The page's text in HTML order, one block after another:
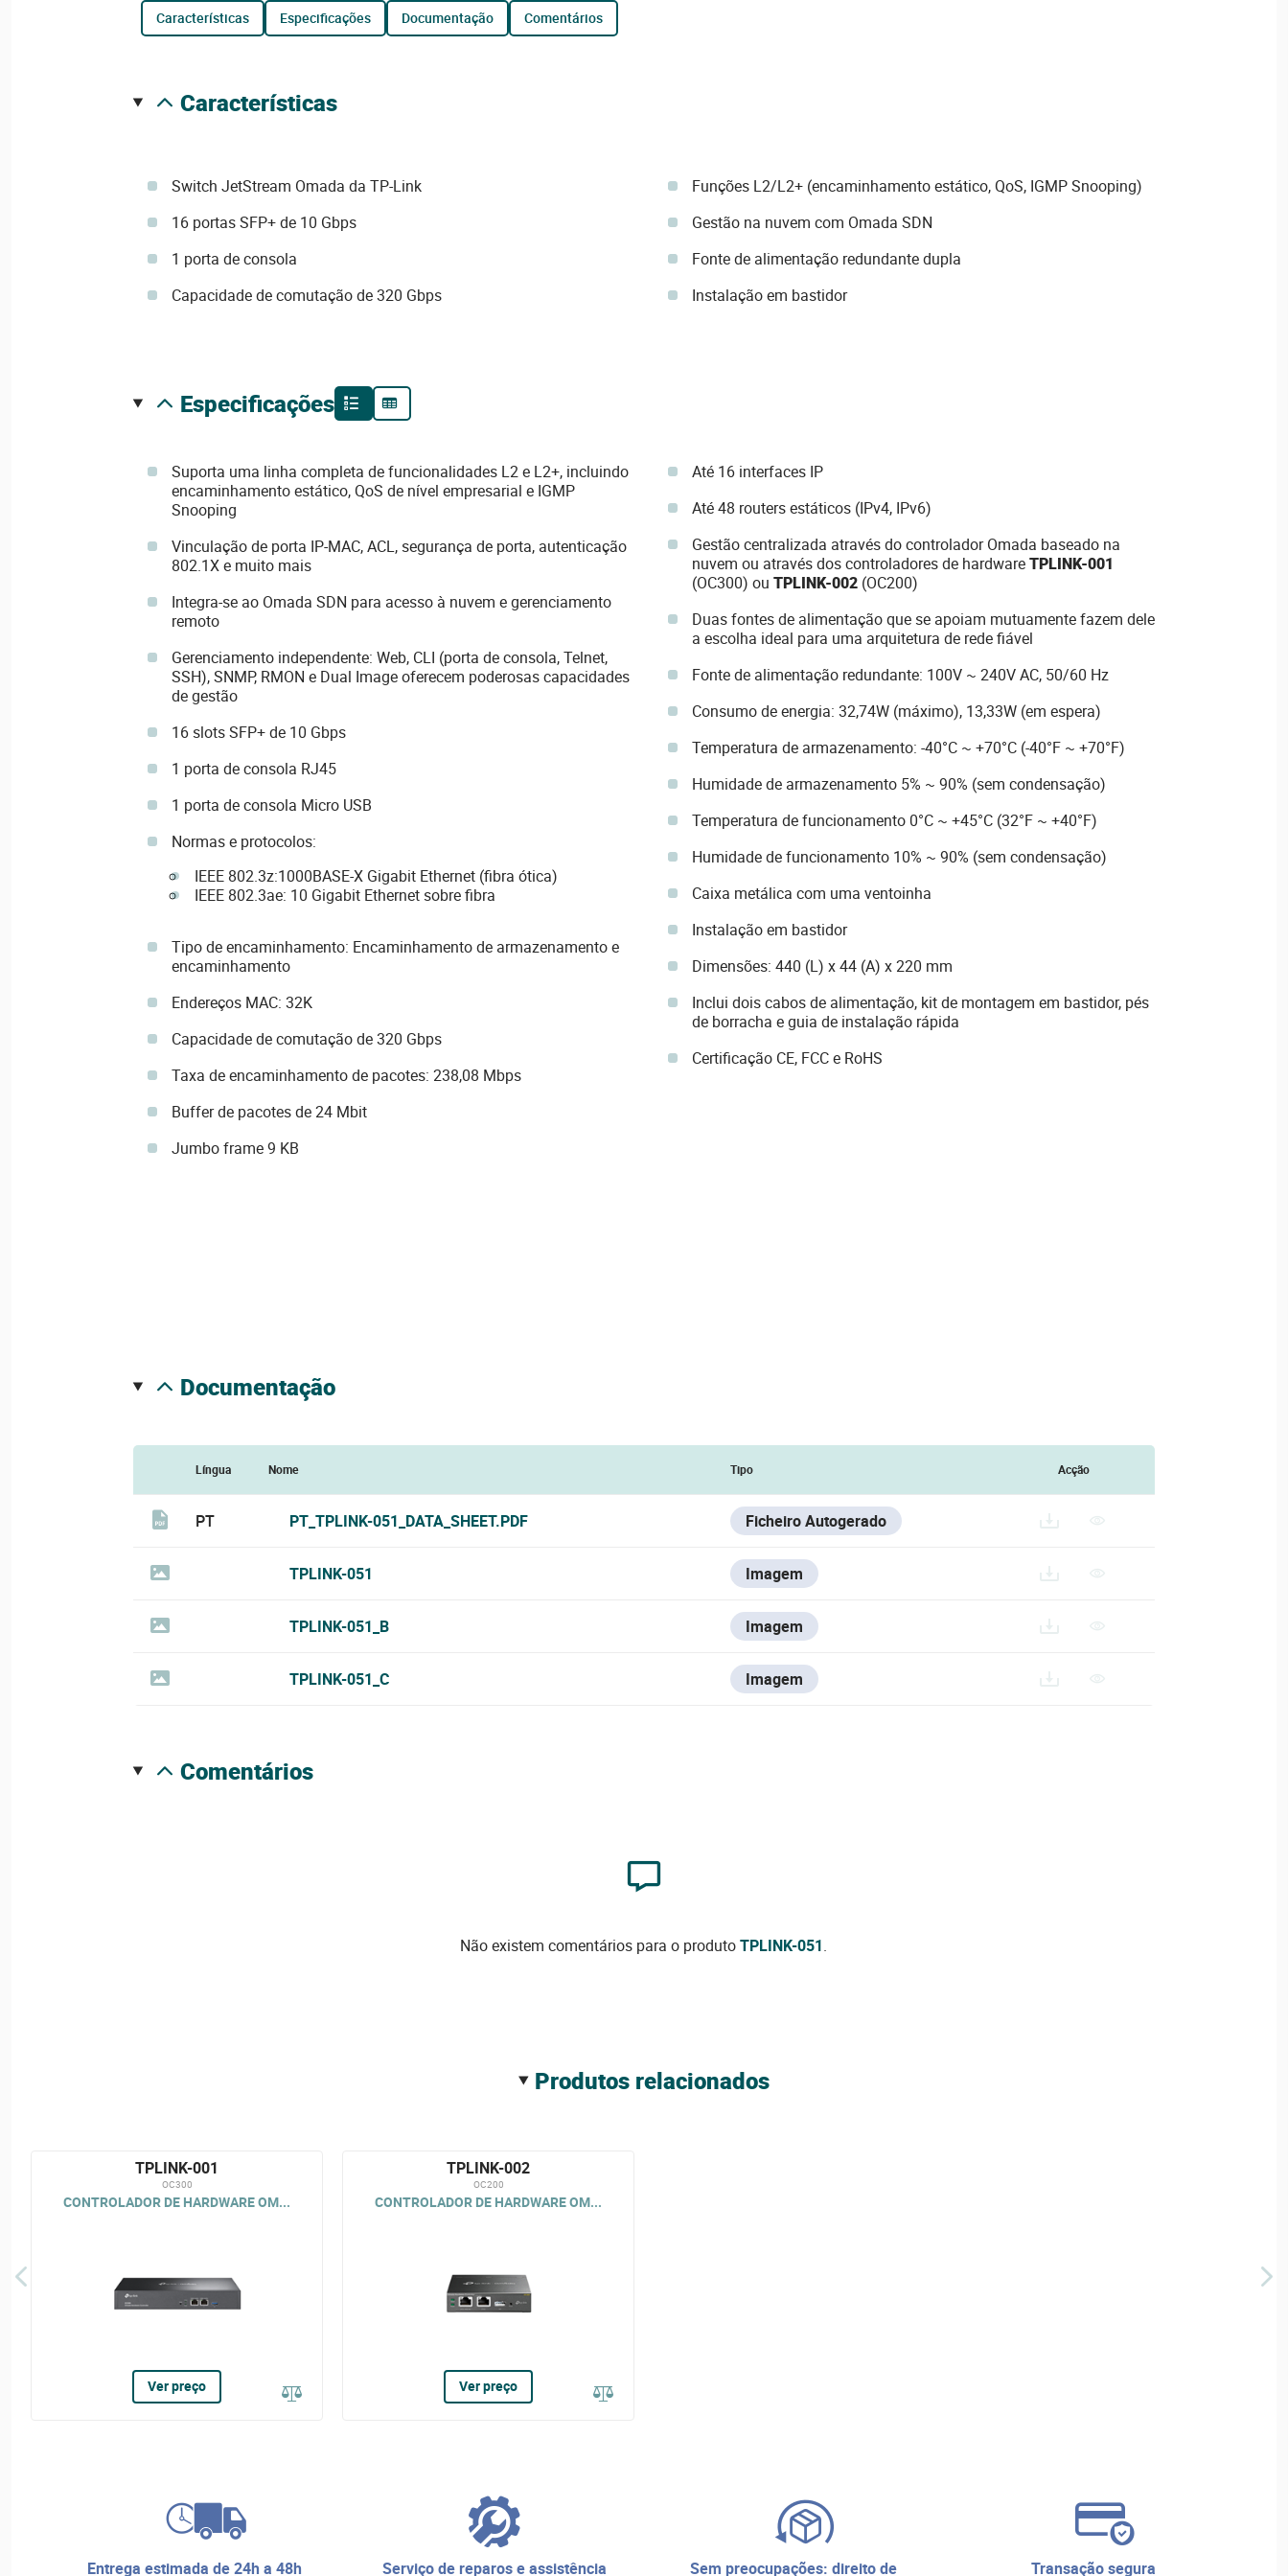
características especificações documentação comentários
características
Switch JetStream Omada da TP-Link
16 portas SFP+ de 10 Gbps
1 porta de consola
Capacidade de comutação de 320 Gbps
Funções L2/L2+ (encaminhamento estático, QoS, IGMP Snooping)
Gestão na nuvem com Omada SDN
Fonte de alimentação redundante dupla
Instalação em bastidor
especificações
Suporta uma linha completa de funcionalidades L2 e L2+, incluindo
encaminhamento estático, QoS de nível empresarial e IGMP
Snooping
Vinculação de porta IP-MAC, ACL, segurança de porta, autenticação
802.1X e muito mais
Integra-se ao Omada SDN para acesso à nuvem e gerenciamento
remoto
Gerenciamento independente: Web, CLI (porta de consola, Telnet,
SSH), SNMP, RMON e Dual Image oferecem poderosas capacidades
de gestão
16 slots SFP+ de 10 Gbps
1 porta de consola RJ45
1 porta de consola Micro USB
Normas e protocolos:
IEEE 802.3z:1000BASE-X Gigabit Ethernet (fibra ótica)
IEEE 802.3ae: 10 Gigabit Ethernet sobre fibra
Tipo de encaminhamento: Encaminhamento de armazenamento e
encaminhamento
Endereços MAC: 32K
Capacidade de comutação de 320 Gbps
Taxa de encaminhamento de pacotes: 238,08 Mbps
Buffer de pacotes de 24 Mbit
Jumbo frame 9 KB
Até 16 interfaces IP
Até 48 routers estáticos (IPv4, IPv6)
Gestão centralizada através do controlador Omada baseado na
nuvem ou através dos controladores de hardwareTPLINK-001
(OC300) ou TPLINK-002(OC200)
Duas fontes de alimentação que se apoiam mutuamente fazem dele
a escolha ideal para uma arquitetura de rede fiável
Fonte de alimentação redundante: 100V ~ 240V AC, 50/60 Hz
Consumo de energia: 32,74W (máximo), 13,33W (em espera)
Temperatura de armazenamento: -40°C ~ +70°C (-40°F ~ +70°F)
Humidade de armazenamento 5% ~ 90% (sem condensação)
Temperatura de funcionamento 0°C ~ +45°C (32°F ~ +40°F)
Humidade de funcionamento 10% ~ 90% (sem condensação)
Caixa metálica com uma ventoinha
Instalação em bastidor
Dimensões: 440 (L) x 44 (A) x 220 mm
Inclui dois cabos de alimentação, kit de montagem em bastidor, pés
de borracha e guia de instalação rápida
Certificação CE, FCC e RoHS
documentação
Língua Nome Tipo Acção
PT PT_TPLINK-051_DATA_SHEET.PDF Ficheiro Autogerado
TPLINK-051 Imagem
TPLINK-051_B Imagem
TPLINK-051_C Imagem
comentários
Não existem comentários para o produtoTPLINK-051.
produtos relacionados
TPLINK-001
OC300
CONTROLADOR DE HARDWARE OM...
Ver preço
TPLINK-002
OC200
CONTROLADOR DE HARDWARE OM...
Ver preço
entrega estimada de 24h a 48h
serviço de reparos e assistência
sem preocupações: direito de
transação segura